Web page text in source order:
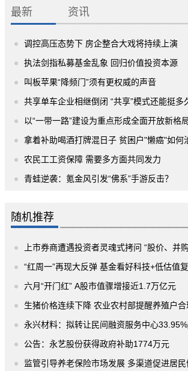
最新 资讯
调控高压态势下 房企整合大戏将持续上演
执法剑指私募基金乱象 回归价值投资本源
叫板苹果“降频门”须有更权威的声音
共享单车企业相继倒闭 “共享”模式还能挺多
以“一带一路”建设为重点形成全面开放新格
拿着补助喝酒打牌混日子 贫困户"懒癌"如何
农民工工资保障 需要多方面共同发力
青蛙逆袭：氪金风引发“佛系”手游反击？
随机推荐
上市券商遭遇投资者灵魂式拷问 “股价、并购、再融资”成三大热门话题 4家
“红周一”再现大反弹 基金看好科技+低估值复工链 预期提
六月“开门红” A股市值骤增接近1.7万亿元
生猪价格连续下降 农业农村部提醒养殖户合理安
永兴材料：拟转让民间融资服务中心33.95%股权及永信小额贷
公告：永艺股份获得政府补助1774万元
监管引导养老保险市场发展 多渠道促进居民储蓄有效转化为资本